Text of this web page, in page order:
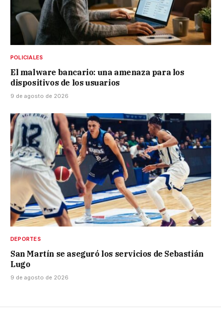
POLICIALES
El malware bancario: una amenaza para los
dispositivos de los usuarios
9 de agosto de 2026
DEPORTES
San Martín se aseguró los servicios de Sebastián
Lugo
9 de agosto de 2026